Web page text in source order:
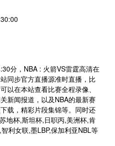
分，NBA : 火箭VS雷霆高清在
同步官方直播源准时直播，比
以在本站查看比赛全程录像、
新闻报道，以及NBA的最新赛
载，精彩片段集锦等。同时还
地杯,斯坦杯,日职丙,美洲杯,肯
利女联,墨LBP,保加利亚NBL等